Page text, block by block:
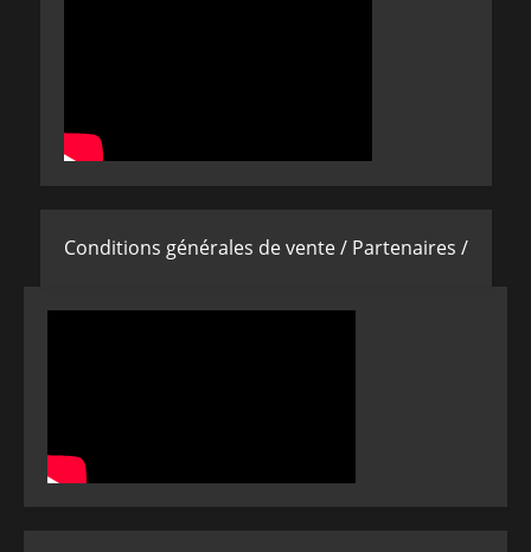
Conditions générales de vente / Partenaires /